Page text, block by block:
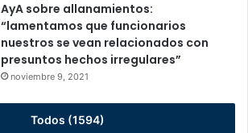
AyA sobre allanamientos:
“lamentamos que funcionarios
nuestros se vean relacionados con
presuntos hechos irregulares”
noviembre 9, 2021
Todos (1594)